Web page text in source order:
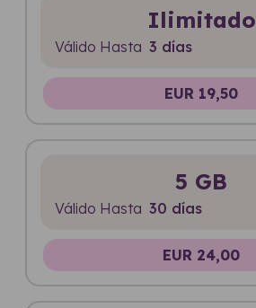
Ilimitado
Válido Hasta 3 días
EUR 19,50
5 GB
Válido Hasta 30 días
EUR 24,00